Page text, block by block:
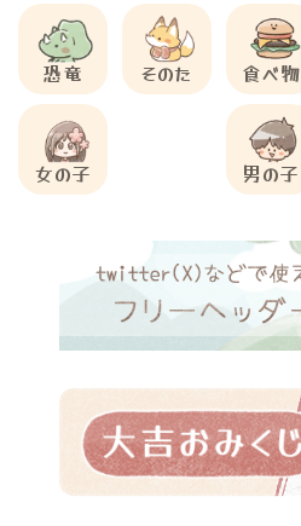
恐竜 そのた 食べ物
女の子 男の子